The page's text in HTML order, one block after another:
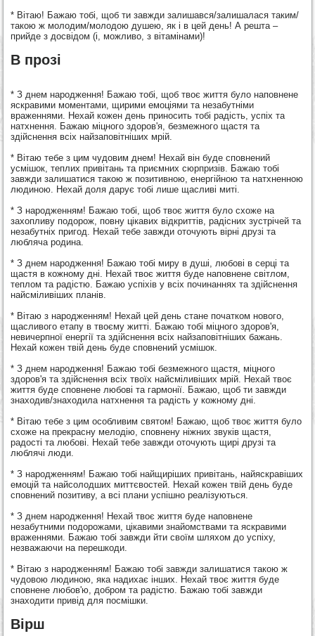
* Вітаю! Бажаю тобі, щоб ти завжди залишався/залишалася таким/
такою ж молодим/молодою душею, як і в цей день! А решта –
прийде з досвідом (і, можливо, з вітамінами)!
В прозі
* З днем народження! Бажаю тобі, щоб твоє життя було наповнене
яскравими моментами, щирими емоціями та незабутніми
враженнями. Нехай кожен день приносить тобі радість, успіх та
натхнення. Бажаю міцного здоров'я, безмежного щастя та
здійснення всіх найзаповітніших мрій.
* Вітаю тебе з цим чудовим днем! Нехай він буде сповнений
усмішок, теплих привітань та приємних сюрпризів. Бажаю тобі
завжди залишатися такою ж позитивною, енергійною та натхненною
людиною. Нехай доля дарує тобі лише щасливі миті.
* З народженням! Бажаю тобі, щоб твоє життя було схоже на
захопливу подорож, повну цікавих відкриттів, радісних зустрічей та
незабутніх пригод. Нехай тебе завжди оточують вірні друзі та
любляча родина.
* З днем народження! Бажаю тобі миру в душі, любові в серці та
щастя в кожному дні. Нехай твоє життя буде наповнене світлом,
теплом та радістю. Бажаю успіхів у всіх починаннях та здійснення
найсміливіших планів.
* Вітаю з народженням! Нехай цей день стане початком нового,
щасливого етапу в твоєму житті. Бажаю тобі міцного здоров'я,
невичерпної енергії та здійснення всіх найзаповітніших бажань.
Нехай кожен твій день буде сповнений усмішок.
* З днем народження! Бажаю тобі безмежного щастя, міцного
здоров'я та здійснення всіх твоїх найсміливіших мрій. Нехай твоє
життя буде сповнене любові та гармонії. Бажаю, щоб ти завжди
знаходив/знаходила натхнення та радість у кожному дні.
* Вітаю тебе з цим особливим святом! Бажаю, щоб твоє життя було
схоже на прекрасну мелодію, сповнену ніжних звуків щастя,
радості та любові. Нехай тебе завжди оточують щирі друзі та
люблячі люди.
* З народженням! Бажаю тобі найщиріших привітань, найяскравіших
емоцій та найсолодших миттєвостей. Нехай кожен твій день буде
сповнений позитиву, а всі плани успішно реалізуються.
* З днем народження! Нехай твоє життя буде наповнене
незабутними подорожами, цікавими знайомствами та яскравими
враженнями. Бажаю тобі завжди йти своїм шляхом до успіху,
незважаючи на перешкоди.
* Вітаю з народженням! Бажаю тобі завжди залишатися такою ж
чудовою людиною, яка надихає інших. Нехай твоє життя буде
сповнене любов'ю, добром та радістю. Бажаю тобі завжди
знаходити привід для посмішки.
Вірш